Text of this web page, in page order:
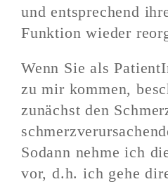
und entsprechend
Funktion wieder
Wenn Sie als
zu mir kommen,
zunächst den
Sodann nehme ich
vor, d.h. ich gehe